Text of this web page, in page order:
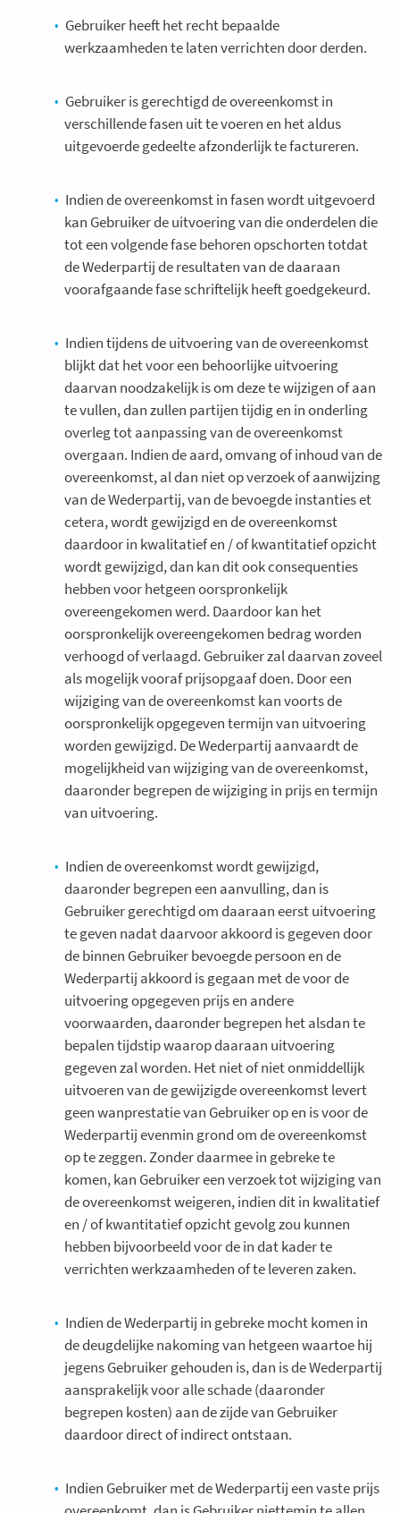
Gebruiker heeft het recht bepaalde
werkzaamheden te laten verrichten door derden.
Gebruiker is gerechtigd de overeenkomst in
verschillende fasen uit te voeren en het aldus
uitgevoerde gedeelte afzonderlijk te factureren.
Indien de overeenkomst in fasen wordt uitgevoerd
kan Gebruiker de uitvoering van die onderdelen die
tot een volgende fase behoren opschorten totdat
de Wederpartij de resultaten van de daaraan
voorafgaande fase schriftelijk heeft goedgekeurd.
Indien tijdens de uitvoering van de overeenkomst
blijkt dat het voor een behoorlijke uitvoering
daarvan noodzakelijk is om deze te wijzigen of aan
te vullen, dan zullen partijen tijdig en in onderling
overleg tot aanpassing van de overeenkomst
overgaan. Indien de aard, omvang of inhoud van de
overeenkomst, al dan niet op verzoek of aanwijzing
van de Wederpartij, van de bevoegde instanties et
cetera, wordt gewijzigd en de overeenkomst
daardoor in kwalitatief en / of kwantitatief opzicht
wordt gewijzigd, dan kan dit ook consequenties
hebben voor hetgeen oorspronkelijk
overeengekomen werd. Daardoor kan het
oorspronkelijk overeengekomen bedrag worden
verhoogd of verlaagd. Gebruiker zal daarvan zoveel
als mogelijk vooraf prijsopgaaf doen. Door een
wijziging van de overeenkomst kan voorts de
oorspronkelijk opgegeven termijn van uitvoering
worden gewijzigd. De Wederpartij aanvaardt de
mogelijkheid van wijziging van de overeenkomst,
daaronder begrepen de wijziging in prijs en termijn
van uitvoering.
Indien de overeenkomst wordt gewijzigd,
daaronder begrepen een aanvulling, dan is
Gebruiker gerechtigd om daaraan eerst uitvoering
te geven nadat daarvoor akkoord is gegeven door
de binnen Gebruiker bevoegde persoon en de
Wederpartij akkoord is gegaan met de voor de
uitvoering opgegeven prijs en andere
voorwaarden, daaronder begrepen het alsdan te
bepalen tijdstip waarop daaraan uitvoering
gegeven zal worden. Het niet of niet onmiddellijk
uitvoeren van de gewijzigde overeenkomst levert
geen wanprestatie van Gebruiker op en is voor de
Wederpartij evenmin grond om de overeenkomst
op te zeggen. Zonder daarmee in gebreke te
komen, kan Gebruiker een verzoek tot wijziging van
de overeenkomst weigeren, indien dit in kwalitatief
en / of kwantitatief opzicht gevolg zou kunnen
hebben bijvoorbeeld voor de in dat kader te
verrichten werkzaamheden of te leveren zaken.
Indien de Wederpartij in gebreke mocht komen in
de deugdelijke nakoming van hetgeen waartoe hij
jegens Gebruiker gehouden is, dan is de Wederpartij
aansprakelijk voor alle schade (daaronder
begrepen kosten) aan de zijde van Gebruiker
daardoor direct of indirect ontstaan.
Indien Gebruiker met de Wederpartij een vaste prijs